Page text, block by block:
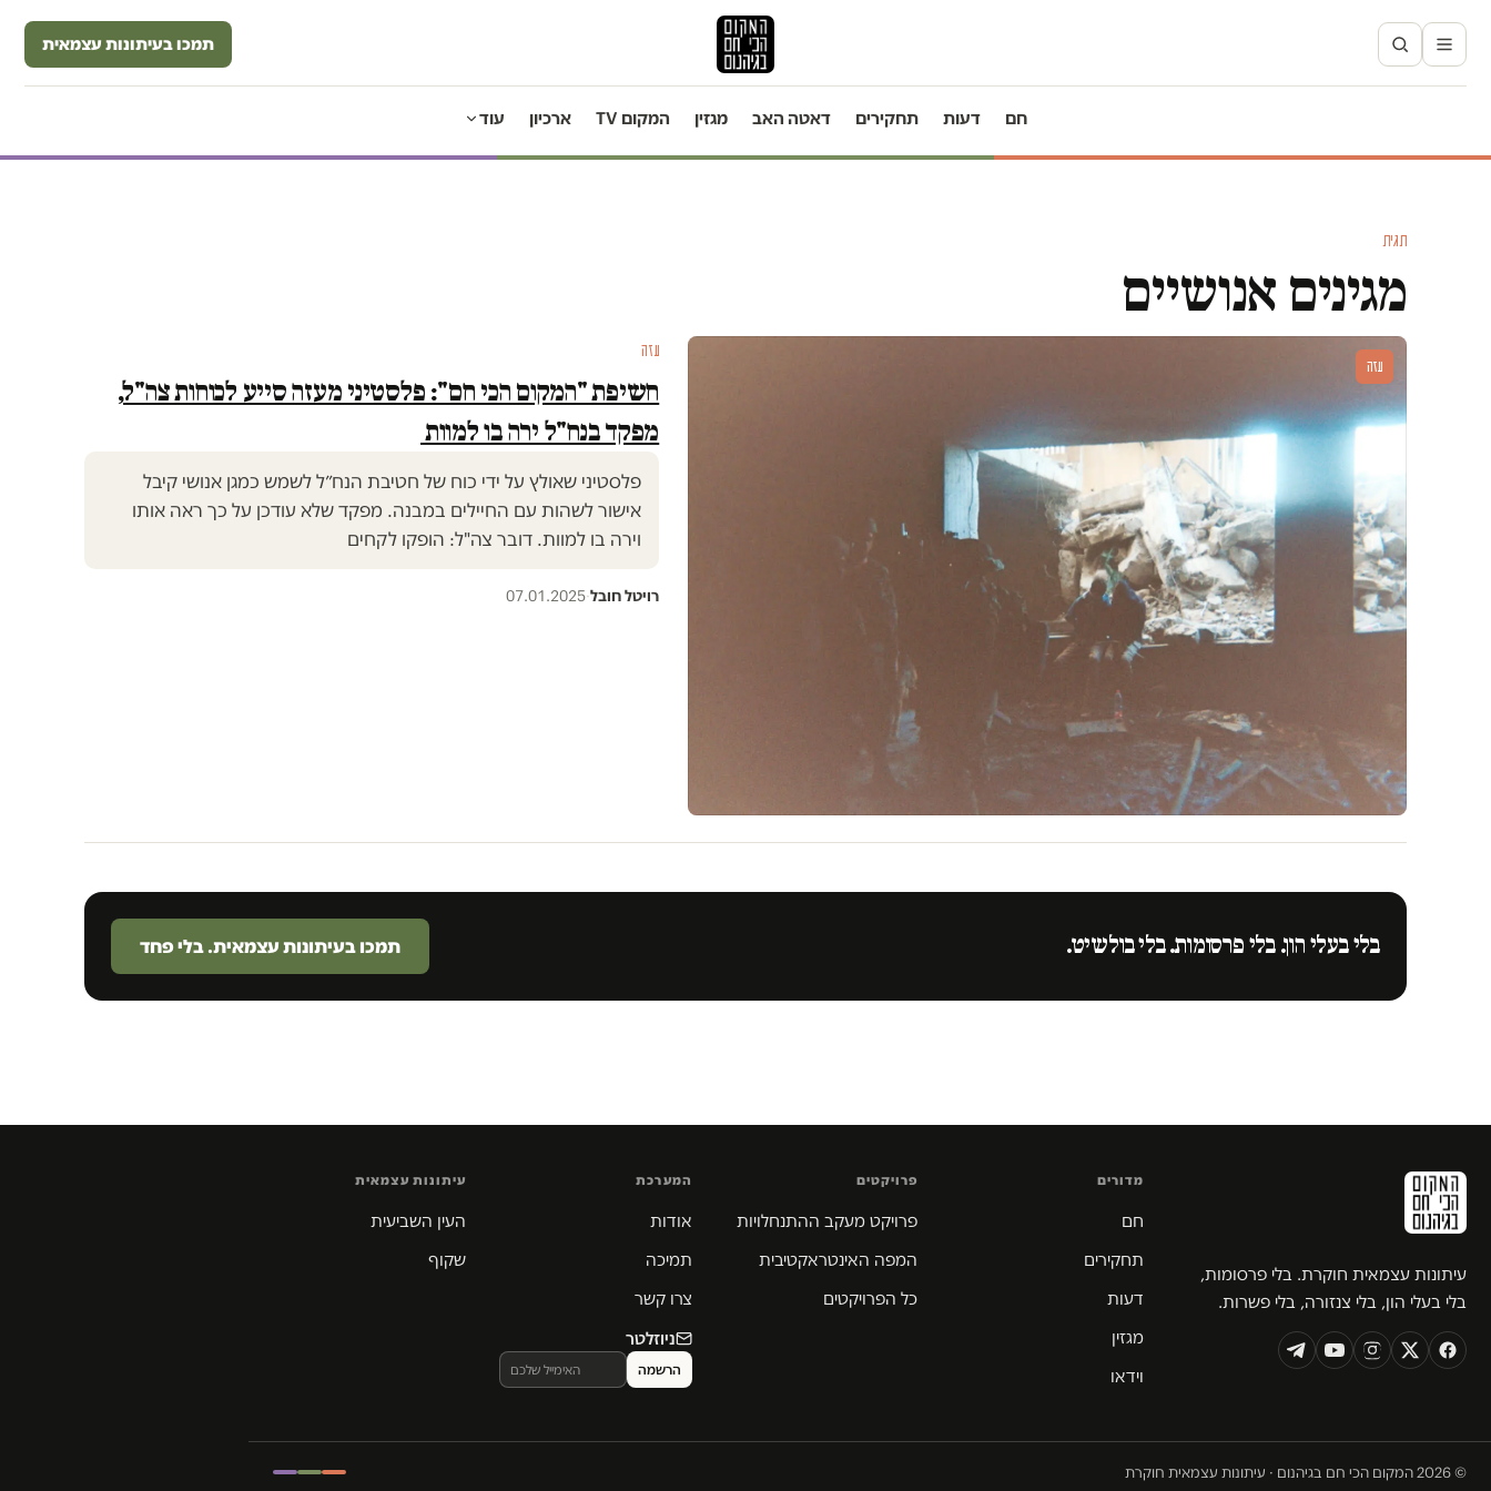
תמכו בעיתונות עצמאית
חם דעות תחקירים דאטה האב מגזין המקום TV ארכיון עוד
תגית
מגינים אנושיים
עזה
עזה
חשיפת "המקום הכי חם": פלסטיני מעזה סייע לכוחות צה"ל,
מפקד בנח"ל ירה בו למוות
פלסטיני שאולץ על ידי כוח של חטיבת הנח״ל לשמש כמגן אנושי קיבל
אישור לשהות עם החיילים במבנה. מפקד שלא עודכן על כך ראה אותו
וירה בו למוות. דובר צה"ל: הופקו לקחים
רויטל חובל·
07.01.2025
בלי בעלי הון. בלי פרסומות. בלי בולשיט. תמכו בעיתונות עצמאית. בלי פחד
עיתונות עצמאית חוקרת. בלי פרסומות,
בלי בעלי הון, בלי צנזורה, בלי פשרות.
מדורים
חם
תחקירים
דעות
מגזין
וידאו
פרויקטים
פרויקט מעקב ההתנחלויות
המפה האינטראקטיבית
כל הפרויקטים
המערכת
אודות
תמיכה
צרו קשר
ניוזלטר
עיתונות עצמאית
העין השביעית
שקוף
© 2026 המקום הכי חם בגיהנום · עיתונות עצמאית חוקרת